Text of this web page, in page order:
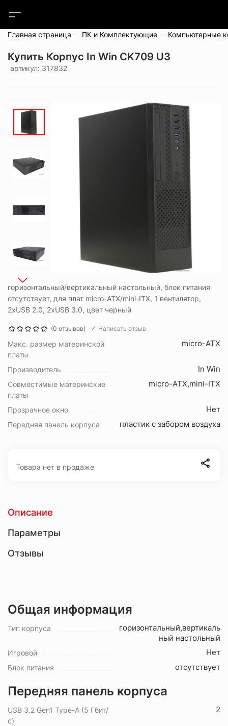
Главная страница ПК и Комплектующие Компьютерные
Купить Корпус In Win CK709 U3
артикул: 317832
горизонтальный/вертикальный настольный, блок питания
отсутствует, для плат micro-ATX/mini-ITX, 1 вентилятор,
2xUSB 2.0, 2xUSB 3.0, цвет черный
(0 отзывов) Написать отзыв
Макс. размер материнской
платы
micro-ATX
Производитель In Win
Совместимые материнские
платы
micro-ATX,mini-ITX
Прозрачное окно Нет
Передняя панель корпуса пластик с забором воздуха
Товара нет в продаже
Описание
Параметры
Отзывы
Общая информация
Тип корпуса
горизонтальный,вертикаль
ный настольный
Игровой Нет
Блок питания отсутствует
Передняя панель корпуса
USB 3.2 Gen1 Type-A (5 Гбит/
с)
2